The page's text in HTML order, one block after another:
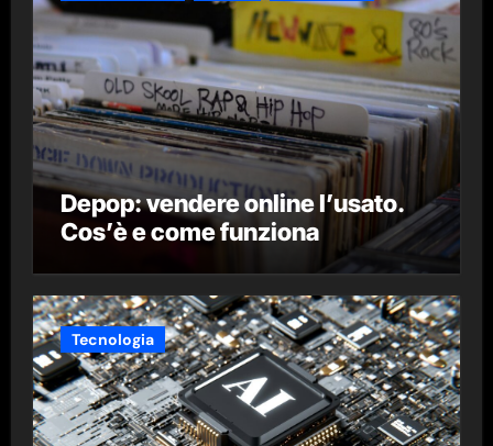
Depop: vendere online l’usato.
Cos’è e come funziona
Tecnologia